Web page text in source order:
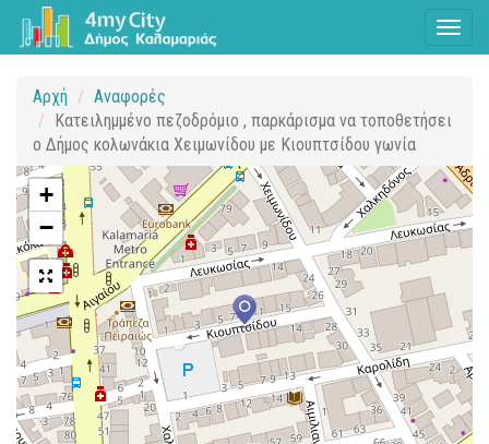
Αρχή
Αναφορές
Κατειλημμένο πεζοδρόμιο , παρκάρισμα να τοποθετήσει
ο Δήμος κολωνάκια Χειμωνίδου με Κιουπτσίδου γωνία
+
−